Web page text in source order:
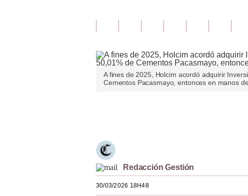
A fines de 2025, Holcim acordó adquirir
Cementos Pacasmayo, entonces en manos
Redacción Gestión
30/03/2026 18H48